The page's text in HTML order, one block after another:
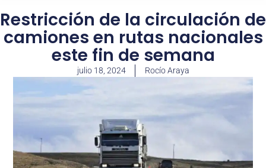
Restricción de la circulación de
camiones en rutas nacionales
este fin de semana
julio 18, 2024 Rocío Araya